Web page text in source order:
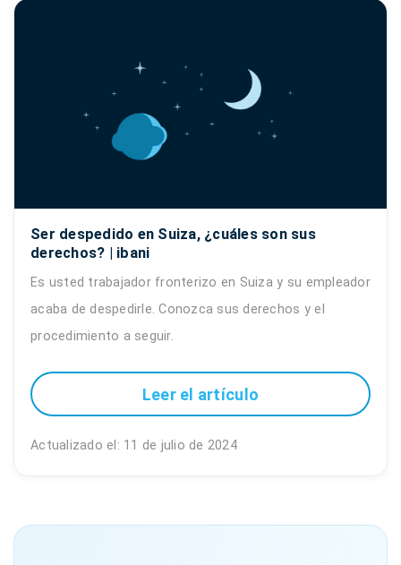
Ser despedido en Suiza, ¿cuáles son sus
derechos? | ibani
Es usted trabajador fronterizo en Suiza y su empleador
acaba de despedirle. Conozca sus derechos y el
procedimiento a seguir.
Leer el artículo
Actualizado el: 11 de julio de 2024